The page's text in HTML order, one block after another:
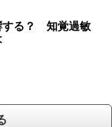
する？ 知覚過敏